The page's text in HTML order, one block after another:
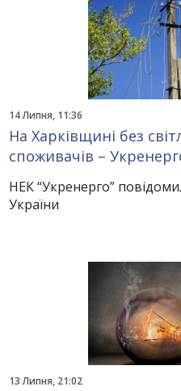
14 Липня, 11:36
На Харківщині без
споживачів –
НЕК “Укренерго”
України
13 Липня, 21:02